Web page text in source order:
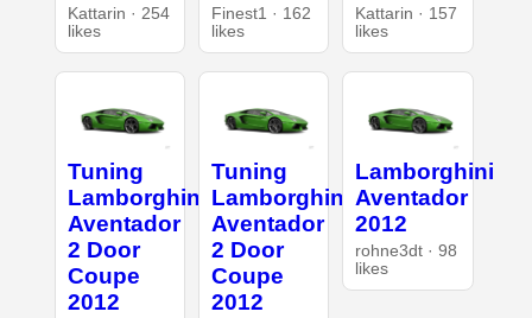
Kattarin · 254
likes
Finest1 · 162
likes
Kattarin · 157
likes
Tuning
Lamborghini
Aventador
2 Door
Coupe
2012
Tuning
Lamborghini
Aventador
2 Door
Coupe
2012
Lamborghini
Aventador
2012
rohne3dt · 98
likes